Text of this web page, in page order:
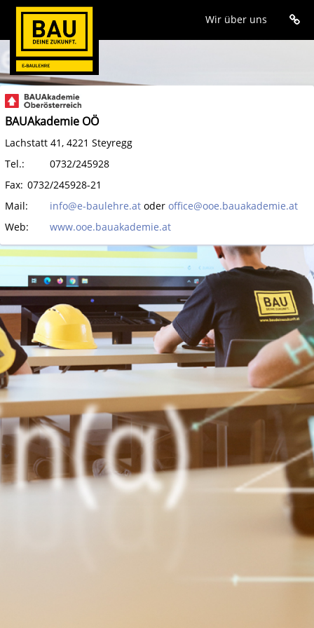
Hauptinhalt
wechseln
Wir über uns
BAUAkademie OÖ
Lachstatt 41, 4221 Steyregg
Tel.:
0732/245928
Fax: 0732/245928-21
Mail:
info@e-baulehre.at oder office@ooe.bauakademie.at
Web:
www.ooe.bauakademie.at